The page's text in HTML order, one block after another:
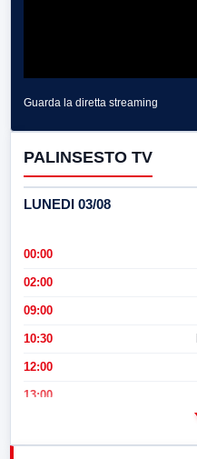
Guarda la diretta streaming
PALINSESTO TV
LUNEDI 03/08
00:00
02:00
09:00
10:30
12:00
13:00